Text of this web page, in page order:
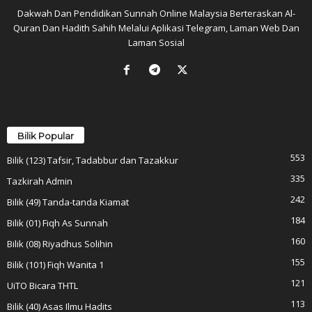
Dakwah Dan Pendidikan Sunnah Online Malaysia Berteraskan Al-
Quran Dan Hadith Sahih Melalui Aplikasi Telegram, Laman Web Dan
Laman Sosial
Bilik Popular
Bilik (123) Tafsir, Tadabbur dan Tazakkur
553
Tazkirah Admin
335
Bilik (49) Tanda-tanda Kiamat
242
Bilik (01) Fiqh As Sunnah
184
Bilik (08) Riyadhus Solihin
160
Bilik (101) Fiqh Wanita 1
155
UiTO Bicara THTL
121
Bilik (40) Asas Ilmu Hadits
113